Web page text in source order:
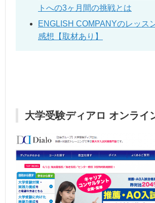
トへの3ヶ月間の挑戦とは
ENGLISH COMPANYのレッス
感想【取材あり】
大学受験ディアロ オンライ